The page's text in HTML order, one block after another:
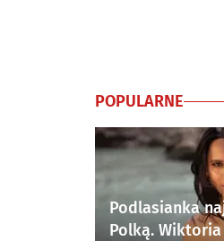
POPULARNE
Podlasianka
Polką.